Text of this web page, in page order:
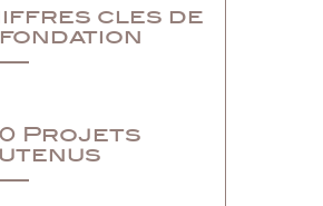
cles de
Projets